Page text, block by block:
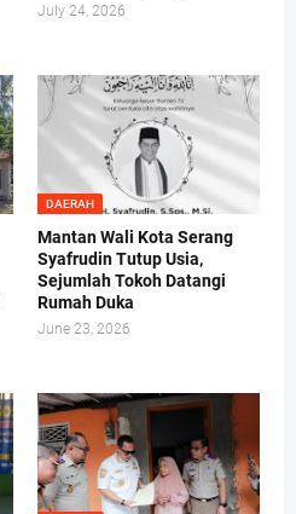
July 24, 2026
DAERAH
Mantan Wali Kota Serang
Syafrudin Tutup Usia,
Sejumlah Tokoh Datangi
Rumah Duka
June 23, 2026